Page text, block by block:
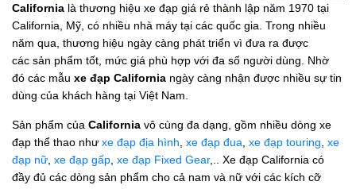
California là thương hiệu xe đạp giá rẻ thành lập năm 1970 tại
California, Mỹ, có nhiều nhà máy tại các quốc gia. Trong nhiều
năm qua, thương hiệu ngày càng phát triển vì đưa ra được
các sản phẩm tốt, mức giá phù hợp với đa số người dùng. Nhờ
đó các mẫu xe đạp California ngày càng nhận được nhiều sự tin
dùng của khách hàng tại Việt Nam.
Sản phẩm của California vô cùng đa dạng, gồm nhiều dòng xe
đạp thể thao như xe đạp địa hình xe đạp đua xe đạp touring xe
đạp nữ xe đạp gấp xe đạp Fixed Gear,.. Xe đạp California có
đầy đủ các dòng sản phẩm cho cả nam và nữ với các kích cỡ